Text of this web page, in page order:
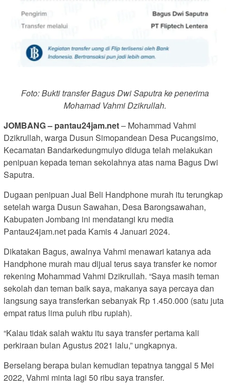
Foto: Bukti transfer Bagus Dwi Saputra ke penerima
Mohamad Vahmi Dzikrullah.
JOMBANG – pantau24jam.net– Mohammad Vahmi
Dzikrullah, warga Dusun Simopandean Desa Pucangsimo,
Kecamatan Bandarkedungmulyo diduga telah melakukan
penipuan kepada teman sekolahnya atas nama Bagus Dwi
Saputra.
Dugaan penipuan Jual Beli Handphone murah itu terungkap
setelah warga Dusun Sawahan, Desa Barongsawahan,
Kabupaten Jombang ini mendatangi kru media
Pantau24jam.net pada Kamis 4 Januari 2024.
Dikatakan Bagus, awalnya Vahmi menawari katanya ada
Handphone murah mau dijual terus saya transfer ke nomor
rekening Mohammad Vahmi Dzikrullah. “Saya masih teman
sekolah dan teman baik saya, makanya saya percaya dan
langsung saya transferkan sebanyak Rp 1.450.000 (satu juta
empat ratus lima puluh ribu rupiah).
“Kalau tidak salah waktu itu saya transfer pertama kali
perkiraan bulan Agustus 2021 lalu,” ungkapnya.
Berselang berapa bulan kemudian tepatnya tanggal 5 Mei
2022, Vahmi minta lagi 50 ribu saya transfer.